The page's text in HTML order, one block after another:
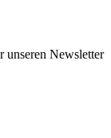
unseren Newsletter